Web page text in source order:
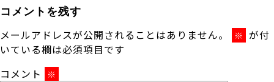
コメントを残す
メールアドレスが公開されることはありません。 ※ が付
いている欄は必須項目です
コメント
※